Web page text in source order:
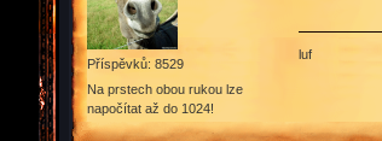
Příspěvků: 8529
Na prstech obou rukou lze
napočítat až do 1024!
luf